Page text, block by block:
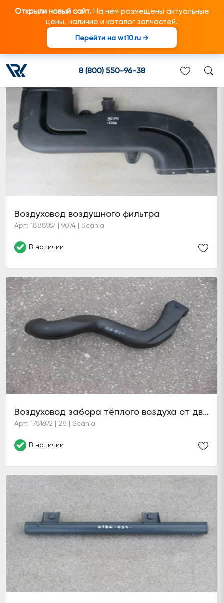
Открыли новый сайт.На нём размещены актуальные
цены, наличие и каталог запчастей.
Перейти на wt10.ru →
8 (800) 550-96-38
Система воздуховода
Воздуховод воздушного фильтра
Арт: 1888967 | 9074 | Scania
В наличии
Воздуховод забора тёплого воздуха от двигателя CP/CG
Арт: 1781692 | 28 | Scania
В наличии